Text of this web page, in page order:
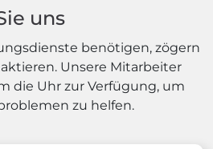
uns
benötigen, zögern
Unsere Mitarbeiter
die Uhr zur Verfügung, um
zu helfen.